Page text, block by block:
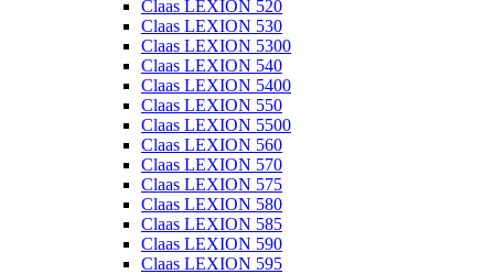
Claas LEXION 520
Claas LEXION 530
Claas LEXION 5300
Claas LEXION 540
Claas LEXION 5400
Claas LEXION 550
Claas LEXION 5500
Claas LEXION 560
Claas LEXION 570
Claas LEXION 575
Claas LEXION 580
Claas LEXION 585
Claas LEXION 590
Claas LEXION 595